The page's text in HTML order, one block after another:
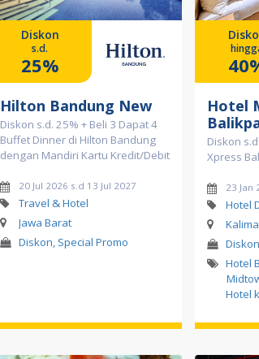
Diskon
s.d.
25%
Hilton Bandung New
Diskon s.d. 25% + Beli 3 Dapat 4
Buffet Dinner di Hilton Bandung
dengan Mandiri Kartu Kredit/Debit
20 Jul 2026 s.d 13 Jul 2027
Travel & Hotel
Jawa Barat
Diskon, Special Promo
Hotel
Diskon
Xpress
23 Jan
Hotel
Diskon
Hotel
Hotel